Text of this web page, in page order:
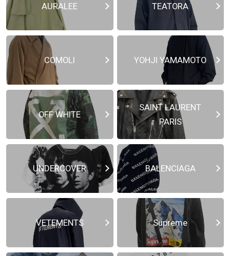
AURALEE TEATORA
COMOLI YOHJI YAMAMOTO
OFF WHITE
SAINT LAURENT
PARIS
UNDERCOVER BALENCIAGA
VETEMENTS Supreme